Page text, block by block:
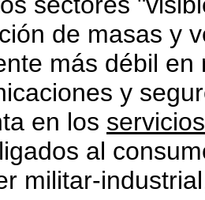
de masas y
más débil en
y
en los servicios
al
militar-